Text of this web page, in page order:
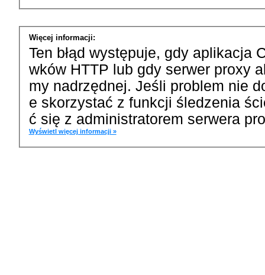
Więcej informacji:
Ten błąd występuje, gdy aplikacja
wków HTTP lub gdy serwer proxy
my nadrzędnej. Jeśli problem nie
e skorzystać z funkcji śledzenia
ć się z administratorem serwera
Wyświetl więcej informacji »